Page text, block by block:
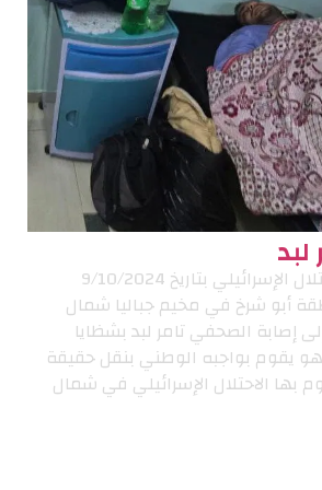
قامت مدفعية الاحتلال الإسرائيلي بتاريخ 9/10/2024
أبو شرخ في مخيم جباليا شمال
إصابة الصحفي تامر لبد بشظايا
يقوم بواجبه الوطني بنقل حقيقة
بها الاحتلال الإسرائيلي في شمال